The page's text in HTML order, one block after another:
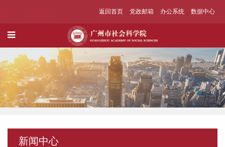
返回首页 党政邮箱 办公系统 数据中心
新闻中心